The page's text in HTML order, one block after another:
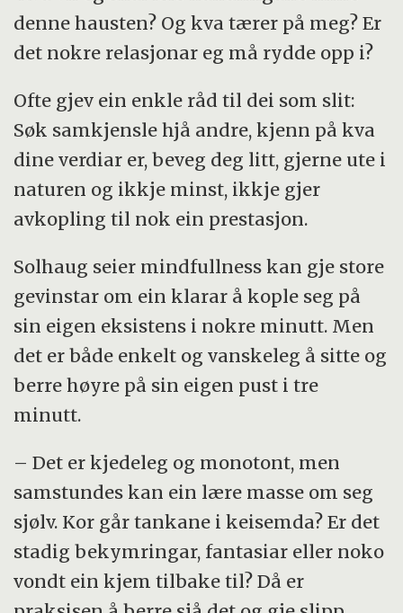
denne hausten? Og kva tærer på meg? Er
det nokre relasjonar eg må rydde opp i?
Ofte gjev ein enkle råd til dei som slit:
Søk samkjensle hjå andre, kjenn på kva
dine verdiar er, beveg deg litt, gjerne ute i
naturen og ikkje minst, ikkje gjer
avkopling til nok ein prestasjon.
Solhaug seier mindfullness kan gje store
gevinstar om ein klarar å kople seg på
sin eigen eksistens i nokre minutt. Men
det er både enkelt og vanskeleg å sitte og
berre høyre på sin eigen pust i tre
minutt.
– Det er kjedeleg og monotont, men
samstundes kan ein lære masse om seg
sjølv. Kor går tankane i keisemda? Er det
stadig bekymringar, fantasiar eller noko
vondt ein kjem tilbake til? Då er